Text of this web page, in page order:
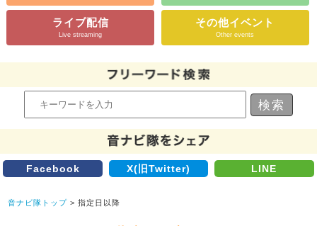
ライブ配信
Live streaming
その他イベント
Other events
Facebook X(旧Twitter) LINE
音ナビ隊トップ > 指定日以降